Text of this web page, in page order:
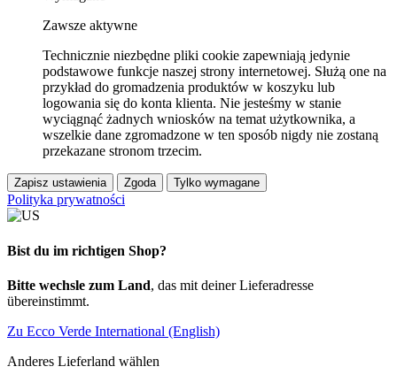
Zawsze aktywne
Technicznie niezbędne pliki cookie zapewniają jedynie
podstawowe funkcje naszej strony internetowej. Służą one na
przykład do gromadzenia produktów w koszyku lub
logowania się do konta klienta. Nie jesteśmy w stanie
wyciągnąć żadnych wniosków na temat użytkownika, a
wszelkie dane zgromadzone w ten sposób nigdy nie zostaną
przekazane stronom trzecim.
Zapisz ustawienia Zgoda Tylko wymagane
Polityka prywatności
Bist du im richtigen Shop?
Bitte wechsle zum Land, das mit deiner Lieferadresse
übereinstimmt.
Zu Ecco Verde International (English)
Anderes Lieferland wählen